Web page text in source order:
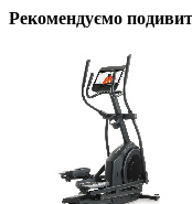
Рекомендуємо